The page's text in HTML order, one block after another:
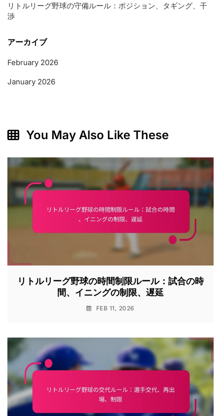
リトルリーグ野球の守備ルール：ポジション、タギング、干
渉
アーカイブ
February 2026
January 2026
You May Also Like These
リトルリーグ野球の時間制限ルール：試合の時
間、イニングの制限、遅延
FEB 11, 2026